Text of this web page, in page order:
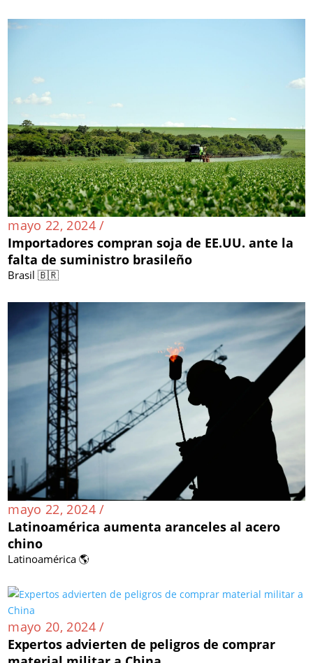
mayo 22, 2024 /
Importadores compran soja de EE.UU. ante la
falta de suministro brasileño
Brasil 🇧🇷
mayo 22, 2024 /
Latinoamérica aumenta aranceles al acero
chino
Latinoamérica 🌎
mayo 20, 2024 /
Expertos advierten de peligros de comprar